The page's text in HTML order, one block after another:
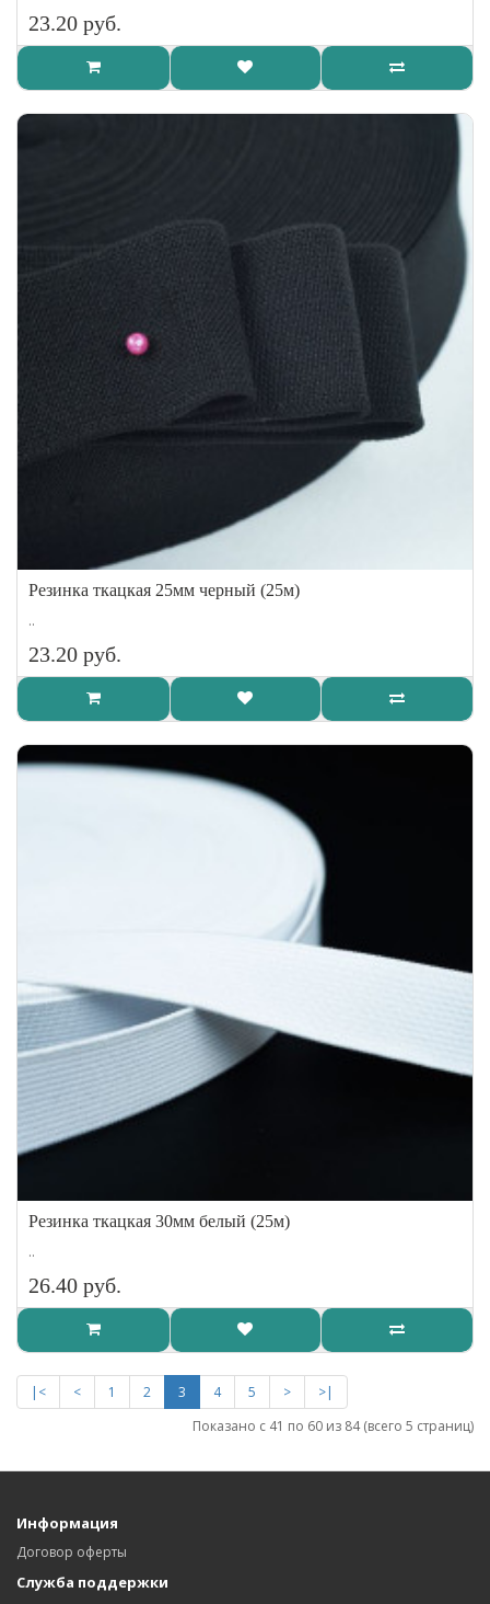
23.20 руб.
Резинка ткацкая 25мм черный (25м)
..
23.20 руб.
Резинка ткацкая 30мм белый (25м)
..
26.40 руб.
|< < 1 2 3 4 5 >
>|
Показано с 41 по 60 из 84 (всего 5 страниц)
Информация
Договор оферты
Служба поддержки